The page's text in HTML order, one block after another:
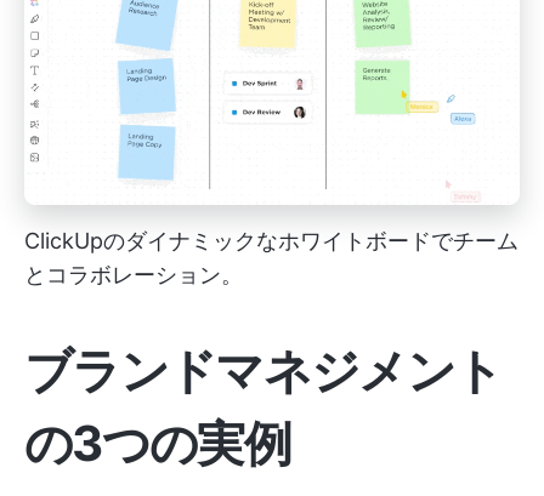
ClickUpのダイナミックなホワイトボードでチーム
とコラボレーション。
ブランドマネジメント
の3つの実例